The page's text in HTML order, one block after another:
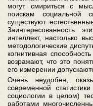
могут смириться с
поискам социальной
существуют
Заинтересованность
интеллект, настолько
методологические
когнитивная
возражают, что это
его измерении
Очень неудобен,
современной
социологии в целом)
работами